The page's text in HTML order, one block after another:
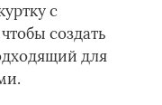
с
создать
для